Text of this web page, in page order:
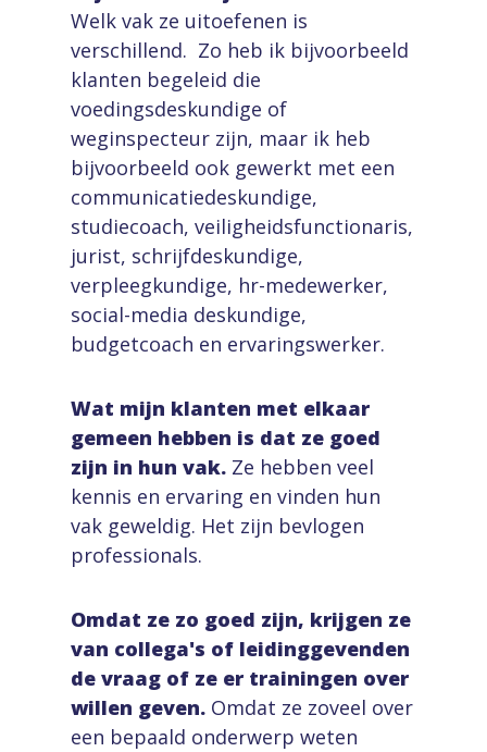
Welk vak ze uitoefenen is
verschillend. Zo heb ik bijvoorbeeld
klanten begeleid die
voedingsdeskundige of
weginspecteur zijn, maar ik heb
bijvoorbeeld ook gewerkt met een
communicatiedeskundige,
studiecoach, veiligheidsfunctionaris,
jurist, schrijfdeskundige,
verpleegkundige, hr-medewerker,
social-media deskundige,
budgetcoach en ervaringswerker.
Wat mijn klanten met elkaar
gemeen hebben is dat ze goed
zijn in hun vak. Ze hebben veel
kennis en ervaring en vinden hun
vak geweldig. Het zijn bevlogen
professionals.
Omdat ze zo goed zijn, krijgen ze
van collega's of leidinggevenden
de vraag of ze er trainingen over
willen geven. Omdat ze zoveel over
een bepaald onderwerp weten